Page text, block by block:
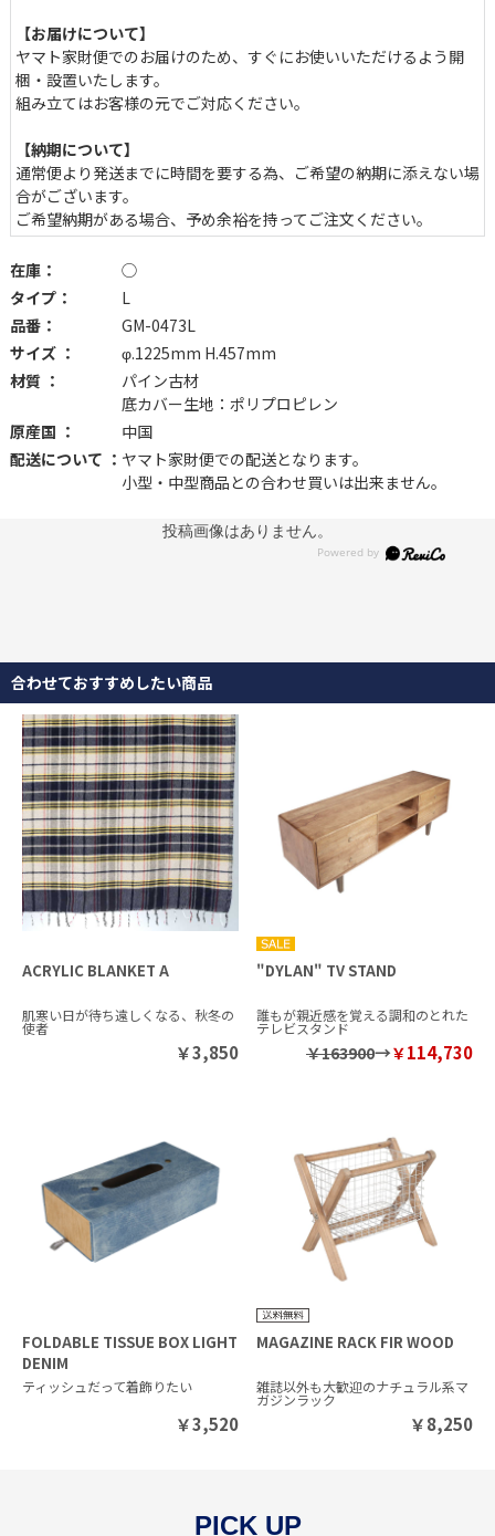
【お届けについて】
ヤマト家財便でのお届けのため、すぐにお使いいただけるよう開
梱・設置いたします。
組み立てはお客様の元でご対応ください。
【納期について】
通常便より発送までに時間を要する為、ご希望の納期に添えない場
合がございます。
ご希望納期がある場合、予め余裕を持ってご注文ください。
在庫：
◯
タイプ：
L
品番：
GM-0473L
サイズ ：
φ.1225mm H.457mm
材質 ：
パイン古材
底カバー生地：ポリプロピレン
原産国 ：
中国
配送について ： ヤマト家財便での配送となります。
小型・中型商品との合わせ買いは出来ません。
投稿画像はありません。
合わせておすすめしたい商品
ACRYLIC BLANKET A
肌寒い日が待ち遠しくなる、秋冬の
使者
￥3,850
"DYLAN" TV STAND
誰もが親近感を覚える調和のとれた
テレビスタンド
￥163900→￥114,730
FOLDABLE TISSUE BOX LIGHT
DENIM
ティッシュだって着飾りたい
￥3,520
MAGAZINE RACK FIR WOOD
雑誌以外も大歓迎のナチュラル系マ
ガジンラック
￥8,250
PICK UP